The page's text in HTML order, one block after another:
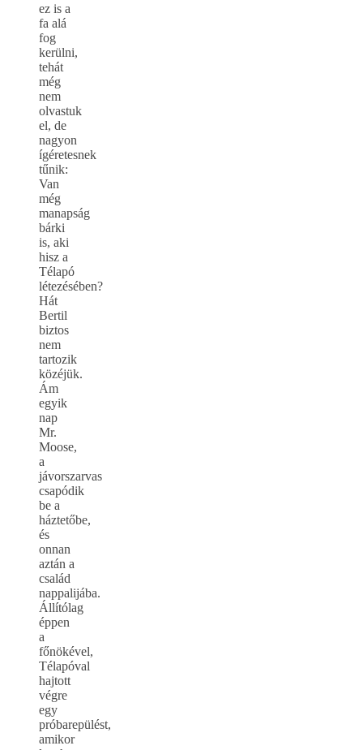
ez is a
fa alá
fog
kerülni,
tehát
még
nem
olvastuk
el, de
nagyon
ígéretesnek
tűnik:
Van
még
manapság
bárki
is, aki
hisz a
Télapó
létezésében?
Hát
Bertil
biztos
nem
tartozik
közéjük.
Ám
egyik
nap
Mr.
Moose,
a
jávorszarvas
csapódik
be a
háztetőbe,
és
onnan
aztán a
család
nappalijába.
Állítólag
éppen
a
főnökével,
Télapóval
hajtott
végre
egy
próbarepülést,
amikor